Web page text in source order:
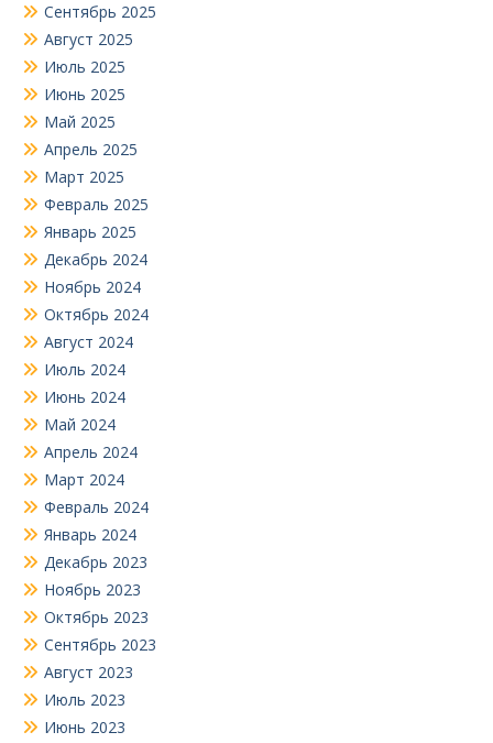
Сентябрь 2025
Август 2025
Июль 2025
Июнь 2025
Май 2025
Апрель 2025
Март 2025
Февраль 2025
Январь 2025
Декабрь 2024
Ноябрь 2024
Октябрь 2024
Август 2024
Июль 2024
Июнь 2024
Май 2024
Апрель 2024
Март 2024
Февраль 2024
Январь 2024
Декабрь 2023
Ноябрь 2023
Октябрь 2023
Сентябрь 2023
Август 2023
Июль 2023
Июнь 2023